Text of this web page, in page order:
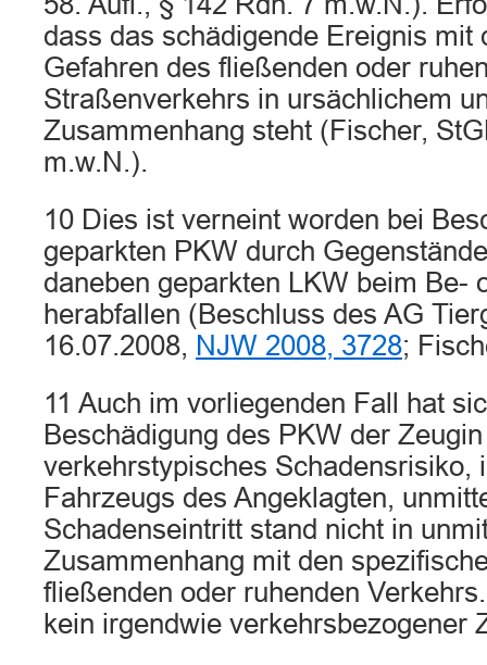
dass das schädigende Ereignis mit
Gefahren des fließenden oder
Straßenverkehrs in ursächlichem
Zusammenhang steht (Fischer,
m.w.N.).
10 Dies ist verneint worden bei
geparkten PKW durch
daneben geparkten LKW beim Be-
herabfallen (Beschluss des AG
16.07.2008, NJW 2008, 3728;
11 Auch im vorliegenden Fall hat
Beschädigung des PKW der
verkehrstypisches Schadensrisiko,
Fahrzeugs des Angeklagten,
Schadenseintritt stand nicht in
Zusammenhang mit den
fließenden oder ruhenden
kein irgendwie verkehrsbezogener